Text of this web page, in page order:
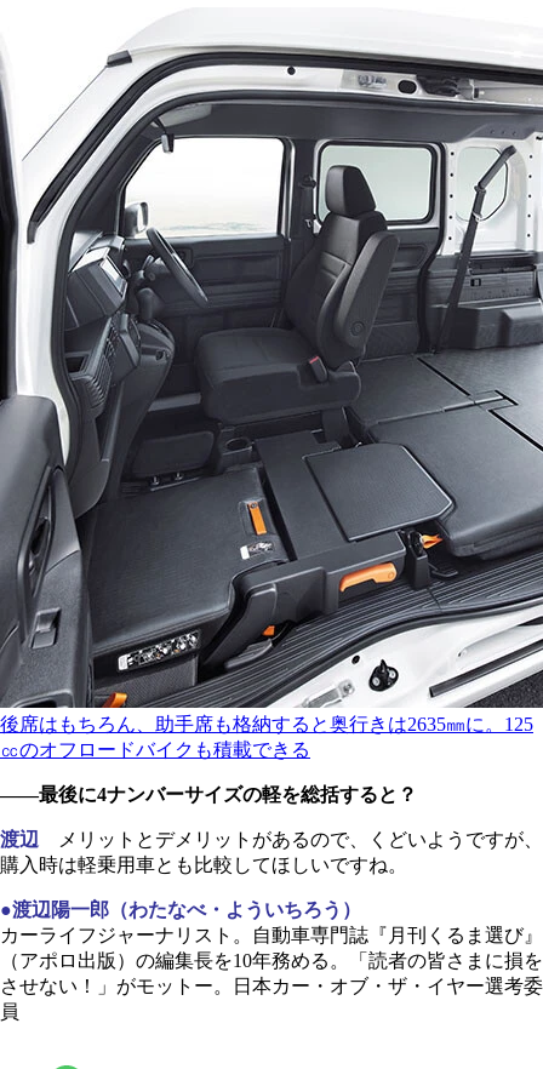
後席はもちろん、助手席も格納すると奥行きは2635㎜に。125
㏄のオフロードバイクも積載できる
――最後に4ナンバーサイズの軽を総括すると？
渡辺 メリットとデメリットがあるので、くどいようですが、
購入時は軽乗用車とも比較してほしいですね。
●渡辺陽一郎（わたなべ・よういちろう）
カーライフジャーナリスト。自動車専門誌『月刊くるま選び』
（アポロ出版）の編集長を10年務める。「読者の皆さまに損を
させない！」がモットー。日本カー・オブ・ザ・イヤー選考委
員